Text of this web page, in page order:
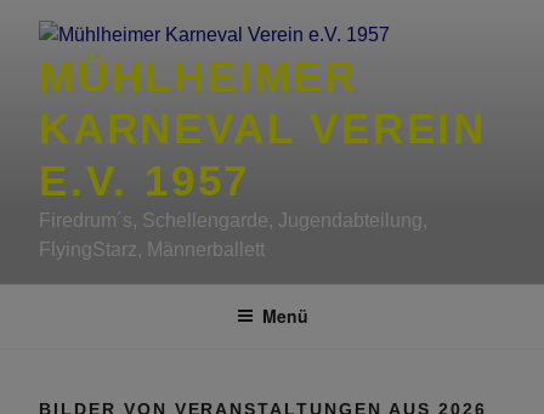
Inhalt
springenMÜHLHEIMER
KARNEVAL VEREIN
E.V. 1957
Firedrum´s, Schellengarde, Jugendabteilung,
FlyingStarz, Männerballett
Menü
BILDER VON VERANSTALTUNGEN AUS 2026